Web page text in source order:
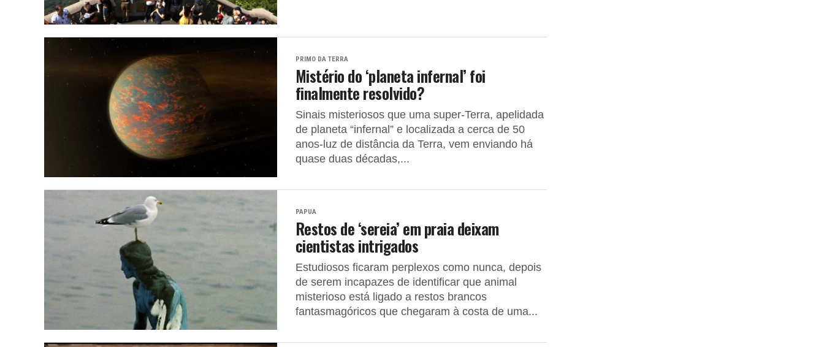
PRIMO DA TERRA
Mistério do ‘planeta infernal’ foi
finalmente resolvido?
Sinais misteriosos que uma super-Terra, apelidada
de planeta “infernal” e localizada a cerca de 50
anos-luz de distância da Terra, vem enviando há
quase duas décadas,...
PAPUA
Restos de ‘sereia’ em praia deixam
cientistas intrigados
Estudiosos ficaram perplexos como nunca, depois
de serem incapazes de identificar que animal
misterioso está ligado a restos brancos
fantasmagóricos que chegaram à costa de uma...